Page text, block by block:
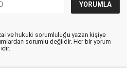
ve hukuki sorumluluğu yazan kişiye
sorumlu değildir. Her bir yorum